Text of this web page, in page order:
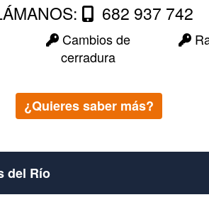
682 937 742
Cambios de
cerradura
¿Quieres saber más?
del Río